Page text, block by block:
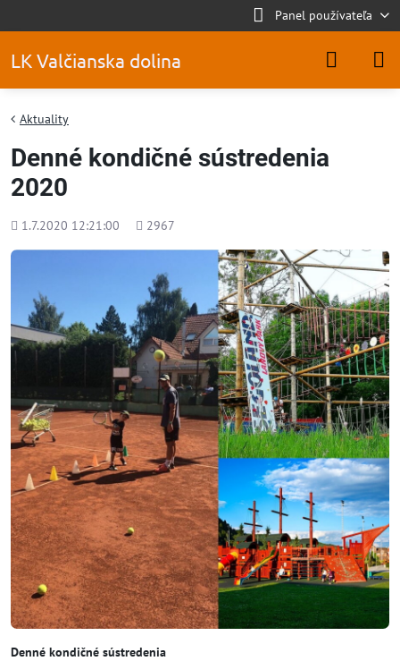
Panel používateľa
LK Valčianska dolina
Aktuality
Denné kondičné sústredenia
2020
Pridané
1.7.2020 12:21:00
Počet
2967
Denné kondičné sústredenia